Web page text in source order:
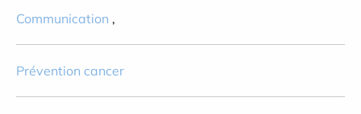
Communication ,
Prévention cancer